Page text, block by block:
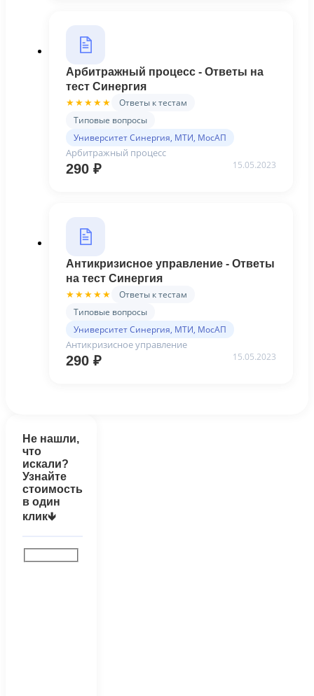
Арбитражный процесс - Ответы на
тест Синергия
★★★★★
Ответы к тестам
Типовые вопросы
Университет Синергия, МТИ, МосАП
Арбитражный процесс
290 ₽ 15.05.2023
Антикризисное управление - Ответы
на тест Синергия
★★★★★
Ответы к тестам
Типовые вопросы
Университет Синергия, МТИ, МосАП
Антикризисное управление
290 ₽ 15.05.2023
Не нашли,
что
искали?
Узнайте
стоимость
в один
клик🡻